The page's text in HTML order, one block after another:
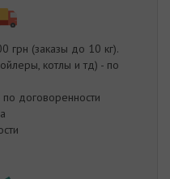
грн (заказы до 10 кг).
котлы и тд) - по
договоренности